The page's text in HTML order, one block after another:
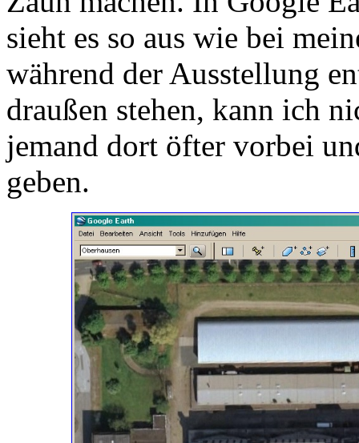
sieht es so aus wie bei
während der Ausstellung
draußen stehen, kann ich
jemand dort öfter vorbei
geben.